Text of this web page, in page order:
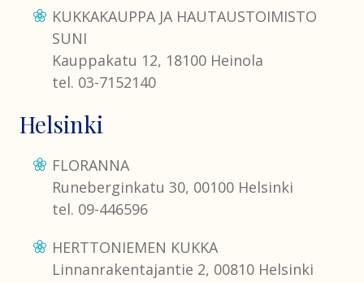
KUKKAKAUPPA JA HAUTAUSTOIMISTO
SUNI
Kauppakatu 12, 18100 Heinola
tel. 03-7152140
Helsinki
FLORANNA
Runeberginkatu 30, 00100 Helsinki
tel. 09-446596
HERTTONIEMEN KUKKA
Linnanrakentajantie 2, 00810 Helsinki